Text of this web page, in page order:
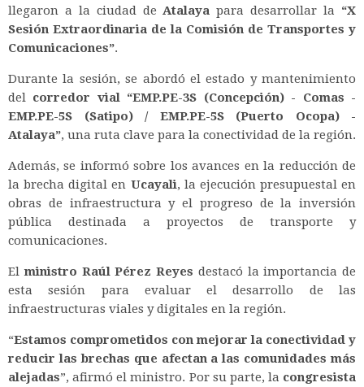
llegaron a la ciudad deAtalaya para desarrollar la “X
Sesión Extraordinaria de la Comisión de Transportes y
Comunicaciones”.
Durante la sesión, se abordó el estado y mantenimiento
del corredor vial “EMP.PE-3S (Concepción) - Comas -
EMP.PE-5S (Satipo) / EMP.PE-5S (Puerto Ocopa) -
Atalaya”, una ruta clave para la conectividad de la región.
Además, se informó sobre los avances en la reducción de
la brecha digital en Ucayali, la ejecución presupuestal en
obras de infraestructura y el progreso de la inversión
pública destinada a proyectos de transporte y
comunicaciones.
Elministro Raúl Pérez Reyes destacó la importancia de
esta sesión para evaluar el desarrollo de las
infraestructuras viales y digitales en la región.
“Estamos comprometidos con mejorar la conectividad y
reducir las brechas que afectan a las comunidades más
alejadas”, afirmó el ministro. Por su parte, la congresista